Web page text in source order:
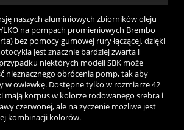
naszych aluminiowych zbiorników oleju
na pompach promieniowych Brembo
bez pomocy gumowej rury łączącej, dzięki
jest znacznie bardziej zwarta i
niektórych modeli SBK może
nieznacznego obrócenia pomp, tak aby
w owiewkę. Dostępne tylko w rozmiarze 42
mają korpus w kolorze rodowanego srebra i
czerwonej, ale na życzenie możliwe jest
kombinacji kolorów.